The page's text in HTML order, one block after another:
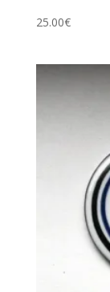
25.00€